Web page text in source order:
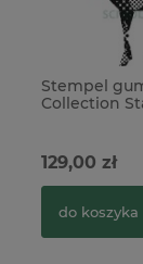
Stempel
Collection
129,00 zł
do koszyka